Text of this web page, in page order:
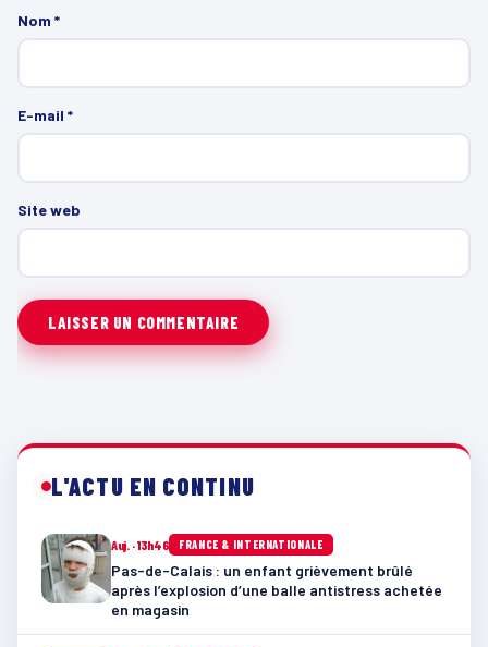
Nom *
E-mail *
Site web
L'ACTU EN CONTINU
Auj. · 13h46 FRANCE & INTERNATIONALE
Pas-de-Calais : un enfant grièvement brûlé
après l’explosion d’une balle antistress achetée
en magasin